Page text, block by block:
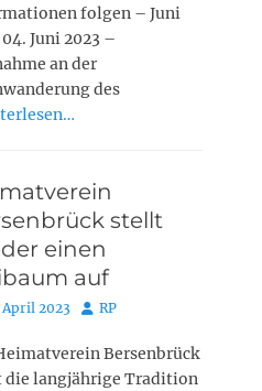
folgen – Juni
Juni 2023 –
an der
des
stellt
einen
auf
April 2023 Autor
RP
Bersenbrück
die langjährige Tradition